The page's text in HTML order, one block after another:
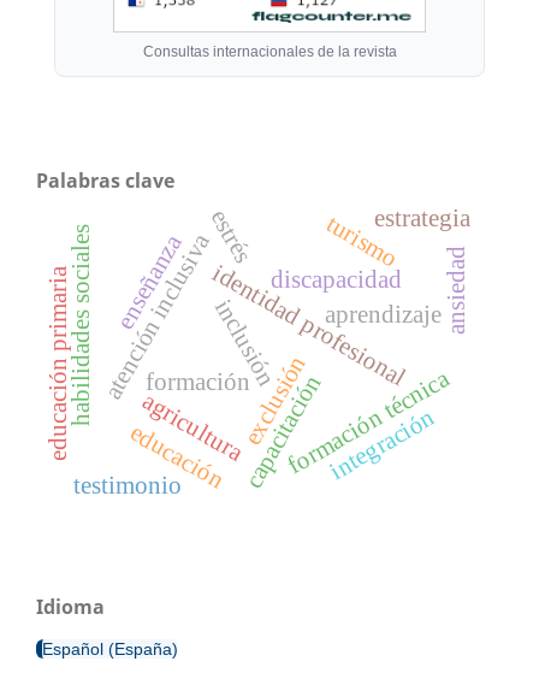
Consultas internacionales de la revista
Palabras clave
formación
atención inclusivaidentidad profesional
enseñanza aprendizaje
inclusión
exclusión
discapacidad
capacitación
estrés
ansiedad
agricultura formación técnica
turismo
habilidades sociales
educación primaria educación integración
estrategia
testimonio
Idioma
Español (España)